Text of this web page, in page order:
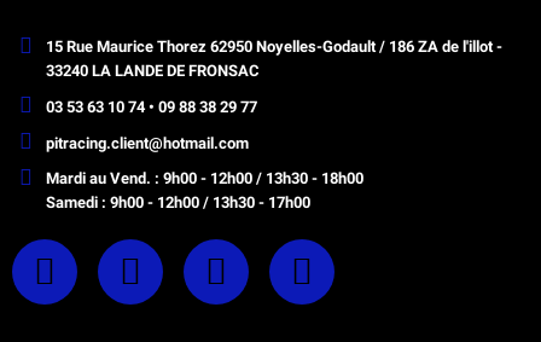
15 Rue Maurice Thorez 62950 Noyelles-Godault / 186 ZA de l'illot -
33240 LA LANDE DE FRONSAC
03 53 63 10 74 • 09 88 38 29 77
pitracing.client@hotmail.com
Mardi au Vend. : 9h00 - 12h00 / 13h30 - 18h00
Samedi : 9h00 - 12h00 / 13h30 - 17h00